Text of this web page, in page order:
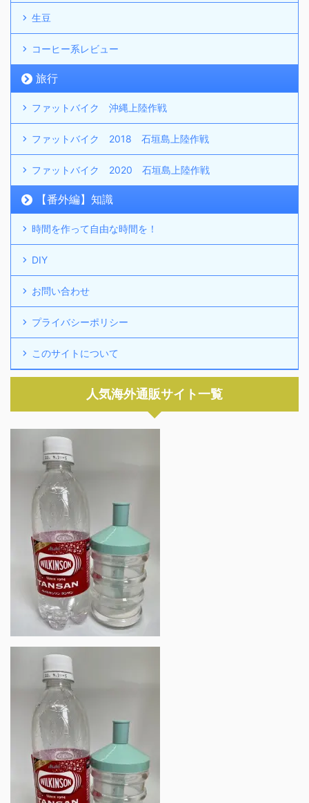
生豆
コーヒー系レビュー
旅行
ファットバイク 沖縄上陸作戦
ファットバイク 2018 石垣島上陸作戦
ファットバイク 2020 石垣島上陸作戦
【番外編】知識
時間を作って自由な時間を！
DIY
お問い合わせ
プライバシーポリシー
このサイトについて
人気海外通販サイト一覧